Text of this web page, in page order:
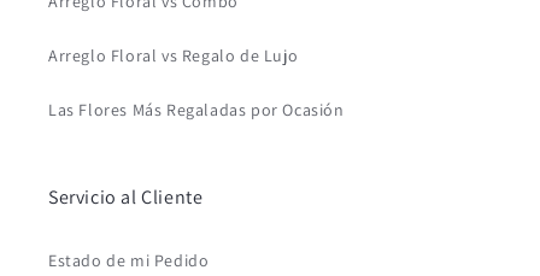
Arreglo Floral vs Regalo de Lujo
Las Flores Más Regaladas por Ocasión
Servicio al Cliente
Estado de mi Pedido